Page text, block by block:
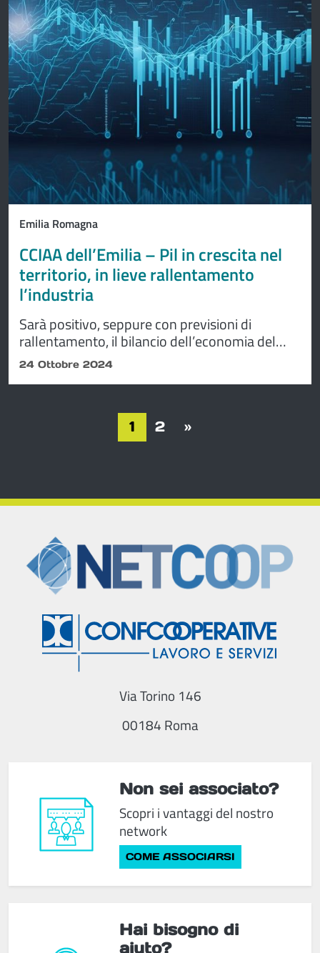
Emilia Romagna
CCIAA dell’Emilia – Pil in crescita nel
territorio, in lieve rallentamento
l’industria
Sarà positivo, seppure con previsioni di
rallentamento, il bilancio dell’economia del
territorio a fine 2024. Lo rende noto la CCIAA
dell'Emilia a corredo dei tre report su Parma,
24 Ottobre 2024
Navigazione degli articoli
1 2 »
Non sei associato?
Scopri i vantaggi del nostro
network
COME ASSOCIARSI
Via Torino 146
00184 Roma
Hai bisogno di
aiuto?